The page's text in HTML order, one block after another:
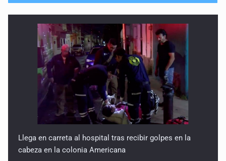
Llega en carreta al hospital tras recibir golpes en la
cabeza en la colonia Americana